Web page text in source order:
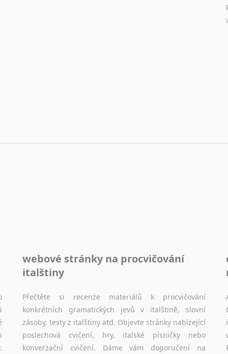
Thajština
Tibetština
Turečtina
Turkménština
Ujgurština
Urdština
Uzbečtina
webové stránky na procvičování
italštiny
Přečtěte si recenze materiálů k procvičování
konkrétních gramatických jevů v italštině, slovní
zásoby, testy z italštiny atd. Objevte stránky nabízející
poslechová cvičení, hry, italské písničky nebo
konverzační cvičení. Dáme vám doporučení na